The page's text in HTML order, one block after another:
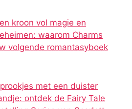
kroon vol magie en
waarom Charms
volgende romantasyboek
met een duister
ontdek de Fairy Tale